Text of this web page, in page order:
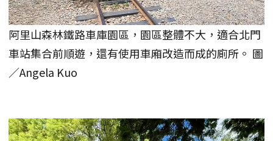
阿里山森林鐵路車庫園區，園區整體不大，適合北門
車站集合前順遊，還有使用車廂改造而成的廁所。 圖
／Angela Kuo